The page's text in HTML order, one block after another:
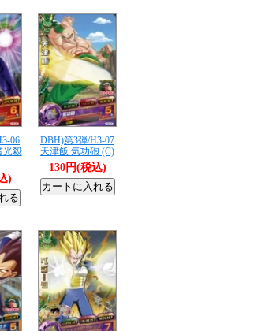
06
光殺
)
DBH)第3弾/H3-07
天津飯 気功砲 (C)
130円(税込)